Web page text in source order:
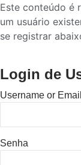
Este conteúdo é
um usuário
se registrar
Login de
Username or Email
Senha